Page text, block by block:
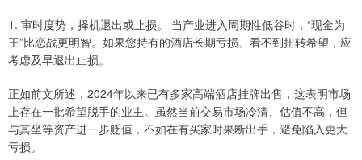
1. 审时度势，择机退出或止损。 当产业进入周期性低谷时，“现金为
王”比恋战更明智。如果您持有的酒店长期亏损、看不到扭转希望，应
考虑及早退出止损。
正如前文所述，2024年以来已有多家高端酒店挂牌出售，这表明市场
上存在一批希望脱手的业主。虽然当前交易市场冷清、估值不高，但
与其坐等资产进一步贬值，不如在有买家时果断出手，避免陷入更大
亏损。